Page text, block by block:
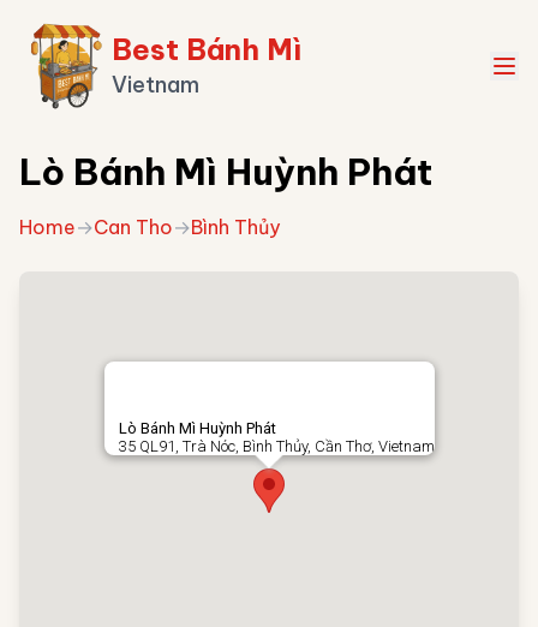
Best Bánh Mì
Vietnam
Lò Bánh Mì Huỳnh Phát
Home→Can Tho→Bình Thủy
Lò Bánh Mì Huỳnh Phát
35 QL91, Trà Nóc, Bình Thủy, Cần Thơ, Vietnam